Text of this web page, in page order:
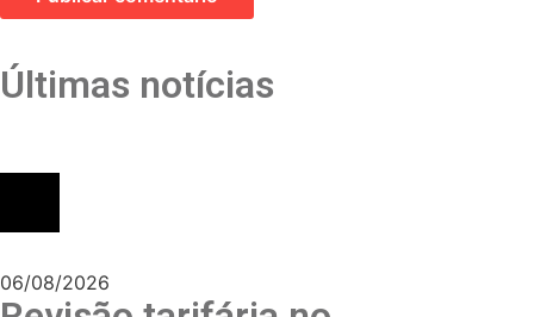
Últimas notícias
06/08/2026